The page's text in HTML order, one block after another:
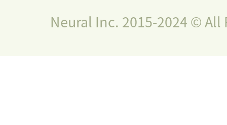
Neural Inc. 2015-2024 © All